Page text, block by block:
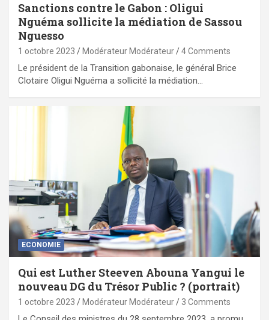
Sanctions contre le Gabon : Oligui
Nguéma sollicite la médiation de Sassou
Nguesso
1 octobre 2023 Modérateur Modérateur 4 Comments
Le président de la Transition gabonaise, le général Brice
Clotaire Oligui Nguéma a sollicité la médiation…
ECONOMIE
Qui est Luther Steeven Abouna Yangui le
nouveau DG du Trésor Public ? (portrait)
1 octobre 2023 Modérateur Modérateur 3 Comments